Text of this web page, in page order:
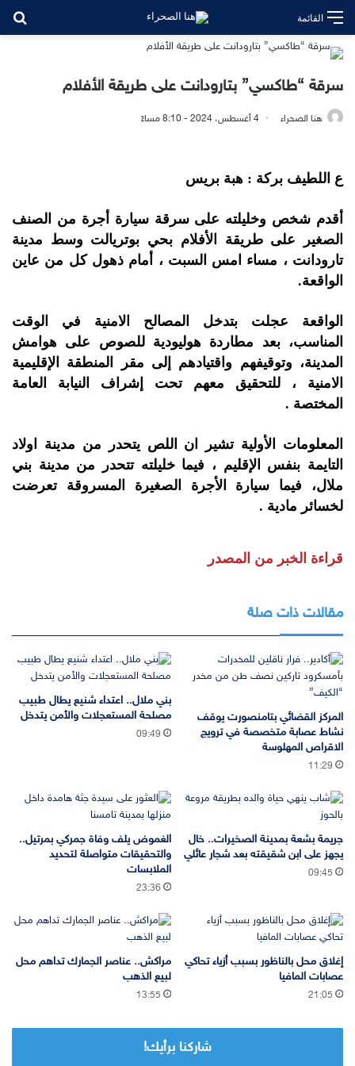
القائمة
سرقة “طاكسي” بتارودانت على طريقة الأفلام
هنا الصحراء 4 أغسطس، 2024 - 8:10 مساءً
ع اللطيف بركة : هبة بريس
أقدم شخص وخليلته على سرقة سيارة أجرة من الصنف
الصغير على طريقة الأفلام بحي بوتريالت وسط مدينة
تارودانت ، مساء امس السبت ، أمام ذهول كل من عاين
الواقعة.
الواقعة عجلت بتدخل المصالح الامنية في الوقت
المناسب، بعد مطاردة هوليودية للصوص على هوامش
المدينة، وتوقيفهم واقتيادهم إلى مقر المنطقة الإقليمية
الامنية ، للتحقيق معهم تحت إشراف النيابة العامة
المختصة .
المعلومات الأولية تشير ان اللص يتحدر من مدينة اولاد
التايمة بنفس الإقليم ، فيما خليلته تتحدر من مدينة بني
ملال، فيما سيارة الأجرة الصغيرة المسروقة تعرضت
لخسائر مادية .
قراءة الخبر من المصدر
مقالات ذات صلة
المركز القضائي بتامنصورت يوقف
نشاط عصابة متخصصة في ترويج
الاقراص المهلوسة
11:29
بني ملال.. اعتداء شنيع يطال طبيب
مصلحة المستعجلات والأمن يتدخل
09:49
جريمة بشعة بمدينة الصخيرات.. خال
يجهز على ابن شقيقته بعد شجار عائلي
09:45
الغموض يلف وفاة جمركي بمرتيل..
والتحقيقات متواصلة لتحديد
الملابسات
23:36
إغلاق محل بالناظور بسبب أزياء تحاكي
عصابات المافيا
21:05
مراكش.. عناصر الجمارك تداهم محل
لبيع الذهب
13:55
شاركنا برأيك!